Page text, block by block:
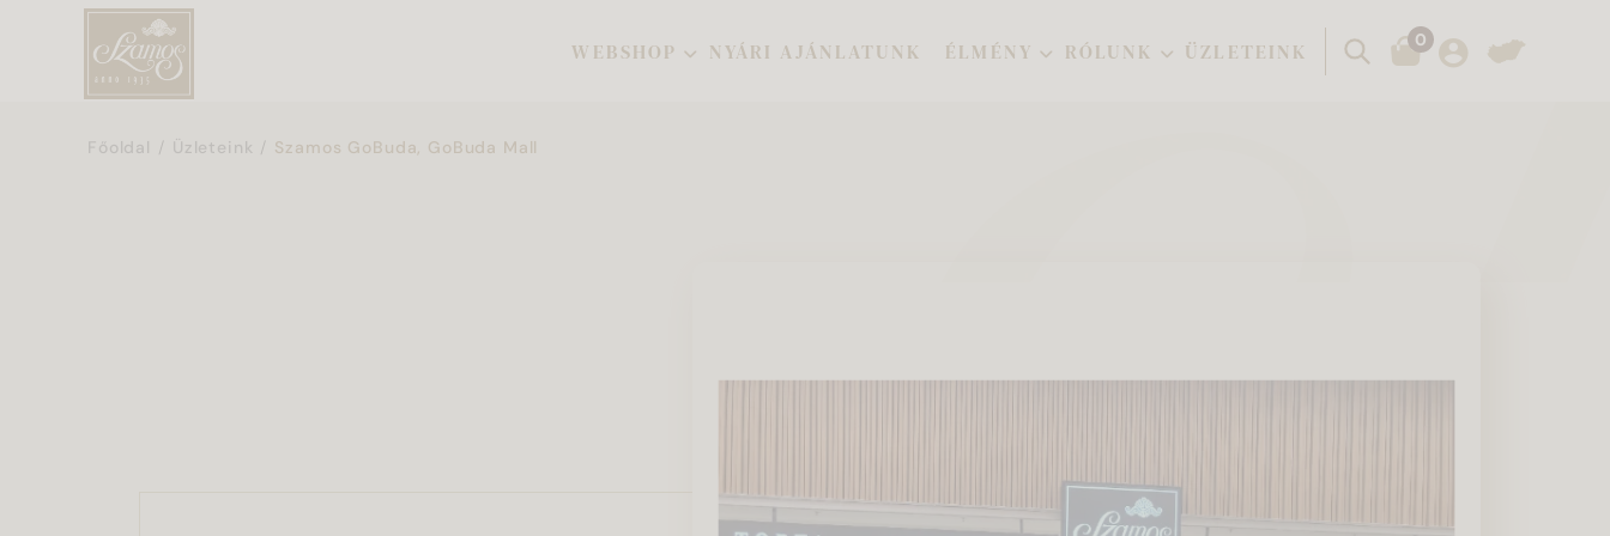
WEBSHOP NYÁRI AJÁNLATUNK ÉLMÉNY RÓLUNK ÜZLETEINK Keresés0
Főoldal Üzleteink Szamos GoBuda, GoBuda Mall